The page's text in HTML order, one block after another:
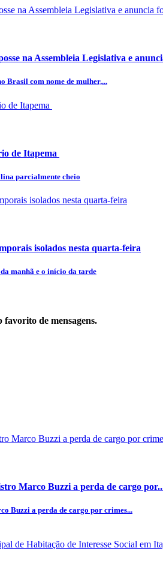
na Assembleia Legislativa e
Brasil com nome de mulher,...
de Itapema
parcialmente cheio
isolados nesta quarta-feira
manhã e o início da tarde
favorito de mensagens.
Marco Buzzi a perda de cargo
Buzzi a perda de cargo por crimes...